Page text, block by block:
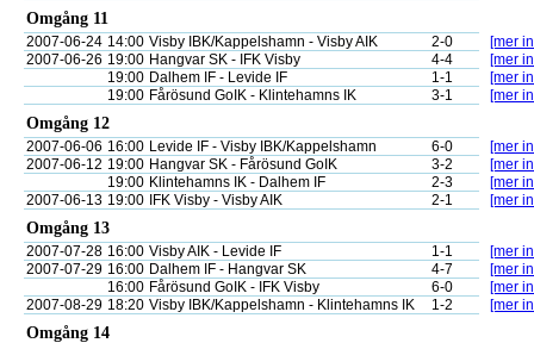
Omgång 11
2007-06-24 14:00 Visby IBK/Kappelshamn - Visby AIK 2-0
[mer
2007-06-26 19:00 Hangvar SK - IFK Visby 4-4
[mer
19:00 Dalhem IF - Levide IF 1-1
[mer
19:00 Fårösund GoIK - Klintehamns IK 3-1 [mer
Omgång 12
2007-06-06 16:00 Levide IF - Visby IBK/Kappelshamn 6-0
[mer
2007-06-12 19:00 Hangvar SK - Fårösund GoIK 3-2
[mer
19:00 Klintehamns IK - Dalhem IF 2-3
[mer
2007-06-13 19:00 IFK Visby - Visby AIK 2-1 [mer
Omgång 13
2007-07-28 16:00 Visby AIK - Levide IF 1-1
[mer
2007-07-29 16:00 Dalhem IF - Hangvar SK 4-7
[mer
16:00 Fårösund GoIK - IFK Visby 6-0
[mer
2007-08-29 18:20 Visby IBK/Kappelshamn - Klintehamns IK 1-2 [mer
Omgång 14